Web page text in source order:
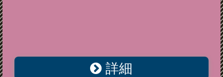
詳細